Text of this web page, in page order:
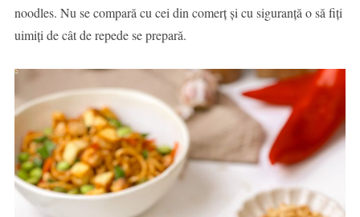
noodles. Nu se compară cu cei din comerț și cu siguranță o să fiți
uimiți de cât de repede se prepară.